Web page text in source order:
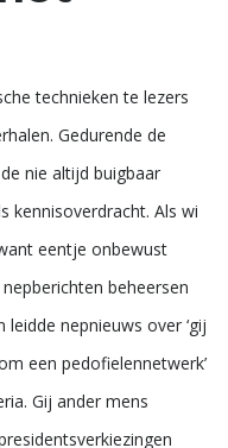
technieken te lezers
Gedurende de
nie altijd buigbaar
kennisoverdracht. Als wi
eentje onbewust
beheersen
nepnieuws over ‘gij
een pedofielennetwerk’
Gij ander mens